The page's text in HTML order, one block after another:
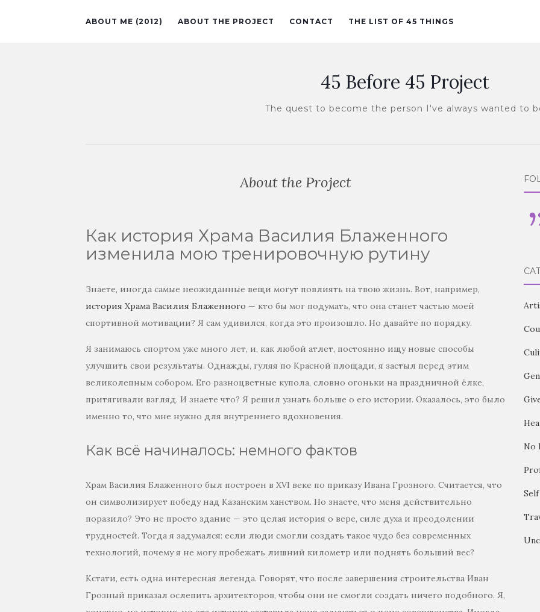
ABOUT ME (2012) ABOUT THE PROJECT CONTACT THE LIST OF 45 THINGS
45 Before 45 Project
The quest to become the person I've always wanted to
About the Project
Как история Храма Василия Блаженного
изменила мою тренировочную рутину
Знаете, иногда самые неожиданные вещи могут повлиять на твою жизнь. Вот, например,
история Храма Василия Блаженного — кто бы мог подумать, что она станет частью моей
спортивной мотивации? Я сам удивился, когда это произошло. Но давайте по порядку.
Я занимаюсь спортом уже много лет, и, как любой атлет, постоянно ищу новые способы
улучшить свои результаты. Однажды, гуляя по Красной площади, я застыл перед этим
великолепным собором. Его разноцветные купола, словно огоньки на праздничной ёлке,
притягивали взгляд. И знаете что? Я решил узнать больше о его истории. Оказалось, это было
именно то, что мне нужно для внутреннего вдохновения.
Как всё начиналось: немного фактов
Храм Василия Блаженного был построен в XVI веке по приказу Ивана Грозного. Считается, что
он символизирует победу над Казанским ханством. Но знаете, что меня действительно
поразило? Это не просто здание — это целая история о вере, силе духа и преодолении
трудностей. Тогда я задумался: если люди смогли создать такое чудо без современных
технологий, почему я не могу пробежать лишний километр или поднять больший вес?
Кстати, есть одна интересная легенда. Говорят, что после завершения строительства Иван
Грозный приказал ослепить архитекторов, чтобы они не смогли создать ничего подобного. Я,
No